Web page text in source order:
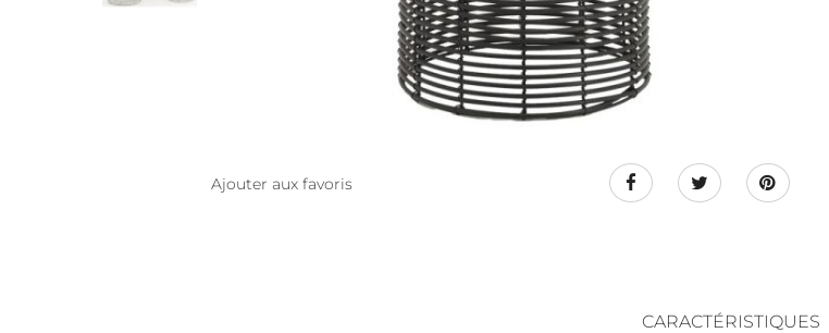
Ajouter aux favoris
CARACTÉRISTIQUES